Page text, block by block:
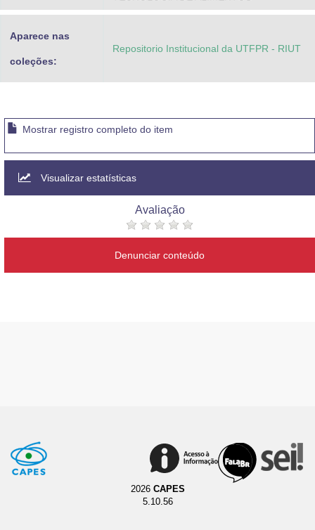
Aparece nas
coleções:
Repositorio Institucional da UTFPR - RIUT
Mostrar registro completo do item
Visualizar estatísticas
Avaliação
Denunciar conteúdo
2026 CAPES
5.10.56